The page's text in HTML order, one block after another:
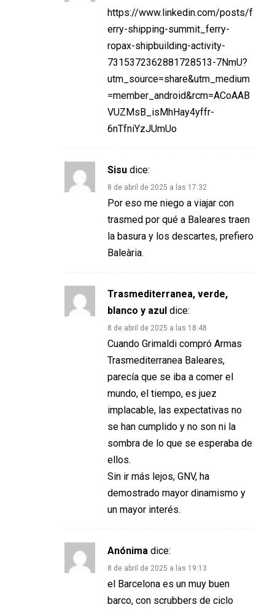
https://www.linkedin.com/posts/f
erry-shipping-summit_ferry-
ropax-shipbuilding-activity-
7315372362881728513-7NmU?
utm_source=share&utm_medium
=member_android&rcm=ACoAAB
VUZMsB_isMhHay4yffr-
6nTfniYzJUmUo
Sisu dice:
8 de abril de 2025 a las 17:32
Por eso me niego a viajar con
trasmed por qué a Baleares traen
la basura y los descartes, prefiero
Baleària.
Trasmediterranea, verde,
blanco y azul dice:
8 de abril de 2025 a las 18:48
Cuando Grimaldi compró Armas
Trasmediterranea Baleares,
parecía que se iba a comer el
mundo, el tiempo, es juez
implacable, las expectativas no
se han cumplido y no son ni la
sombra de lo que se esperaba de
ellos.
Sin ir más lejos, GNV, ha
demostrado mayor dinamismo y
un mayor interés.
Anónima dice:
8 de abril de 2025 a las 19:13
el Barcelona es un muy buen
barco, con scrubbers de ciclo